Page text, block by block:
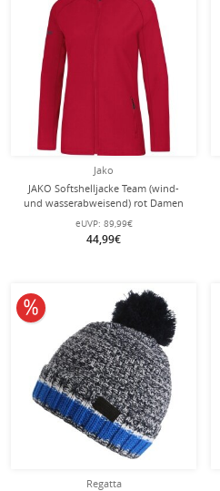
Jako
JAKO Softshelljacke Team (wind-
und wasserabweisend) rot Damen
eUVP: 89,99€
44,99€
Regatta
10% reduziert